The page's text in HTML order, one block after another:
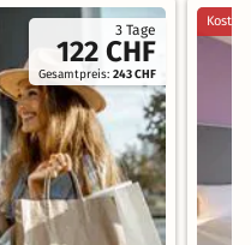
3 Tage
122 CHF
Gesamtpreis:243 CHF